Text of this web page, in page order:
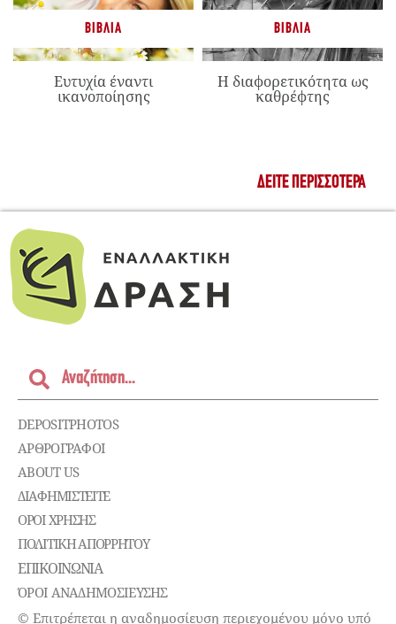
ΒΙΒΛΊΑ
Ευτυχία έναντι
ικανοποίησης
ΒΙΒΛΊΑ
Η διαφορετικότητα ως
καθρέφτης
ΔΕΊΤΕ ΠΕΡΙΣΣΌΤΕΡΑ
DEPOSITPHOTOS
ΑΡΘΡΟΓΡΑΦΟΙ
ABOUT US
ΔΙΑΦΗΜΙΣΤΕΊΤΕ
ΌΡΟΙ ΧΡΉΣΗΣ
ΠΟΛΙΤΙΚΉ ΑΠΟΡΡΉΤΟΥ
ΕΠΙΚΟΙΝΩΝΊΑ
ΌΡΟΙ ΑΝΑΔΗΜΟΣΙΕΥΣΗΣ
© Επιτρέπεται η αναδημοσίευση περιεχομένου μόνο υπό